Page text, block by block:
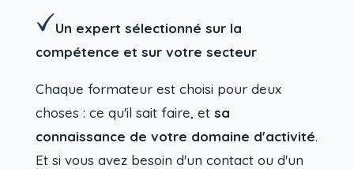
Un expert sélectionné sur la
compétence et sur votre secteur
Chaque formateur est choisi pour deux
choses : ce qu'il sait faire, et sa
connaissance de votre domaine d'activité.
Et si vous avez besoin d'un contact ou d'un